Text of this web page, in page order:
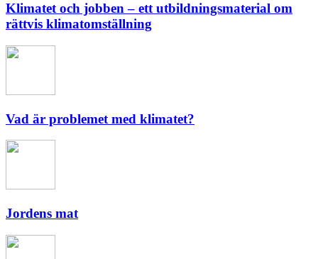
Klimatet och jobben – ett utbildningsmaterial om
rättvis klimatomställning
Vad är problemet med klimatet?
Jordens mat